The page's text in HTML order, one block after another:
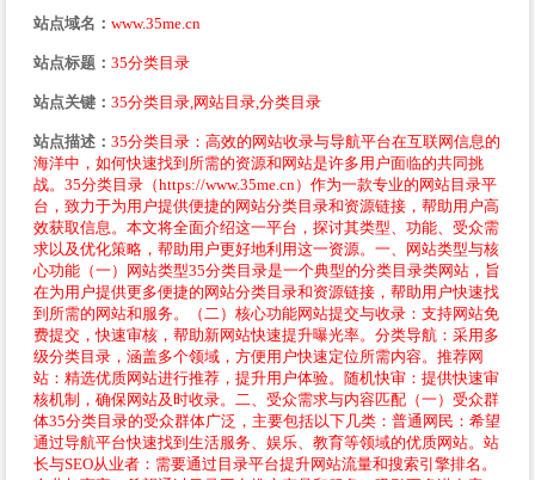
站点域名： www.35me.cn
站点标题： 35分类目录
站点关键： 35分类目录,网站目录,分类目录
站点描述： 35分类目录：高效的网站收录与导航平台在互联网信息的
海洋中，如何快速找到所需的资源和网站是许多用户面临的共同挑
战。35分类目录（https://www.35me.cn）作为一款专业的网站目录平
台，致力于为用户提供便捷的网站分类目录和资源链接，帮助用户高
效获取信息。本文将全面介绍这一平台，探讨其类型、功能、受众需
求以及优化策略，帮助用户更好地利用这一资源。一、网站类型与核
心功能（一）网站类型35分类目录是一个典型的分类目录类网站，旨
在为用户提供更多便捷的网站分类目录和资源链接，帮助用户快速找
到所需的网站和服务。（二）核心功能网站提交与收录：支持网站免
费提交，快速审核，帮助新网站快速提升曝光率。分类导航：采用多
级分类目录，涵盖多个领域，方便用户快速定位所需内容。推荐网
站：精选优质网站进行推荐，提升用户体验。随机快审：提供快速审
核机制，确保网站及时收录。二、受众需求与内容匹配（一）受众群
体35分类目录的受众群体广泛，主要包括以下几类：普通网民：希望
通过导航平台快速找到生活服务、娱乐、教育等领域的优质网站。站
长与SEO从业者：需要通过目录平台提升网站流量和搜索引擎排名。